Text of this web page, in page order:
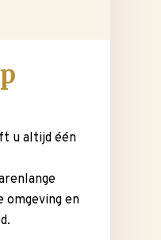
u altijd één
omgeving en